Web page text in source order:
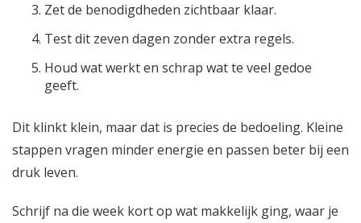
Zet de benodigdheden zichtbaar klaar.
Test dit zeven dagen zonder extra regels.
Houd wat werkt en schrap wat te veel gedoe
geeft.
Dit klinkt klein, maar dat is precies de bedoeling. Kleine
stappen vragen minder energie en passen beter bij een
druk leven.
Schrijf na die week kort op wat makkelijk ging, waar je